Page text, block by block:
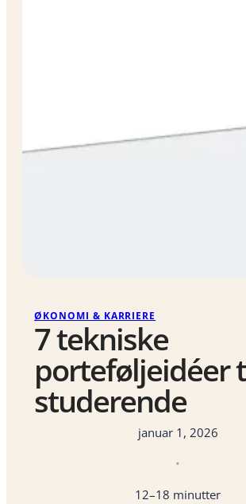
ØKONOMI & KARRIERE
7 tekniske
porteføljeidéer
studerende
januar 1, 2026
•
12–18 minutter